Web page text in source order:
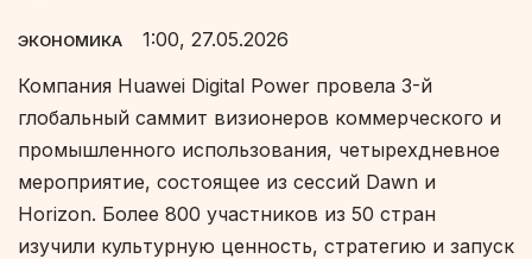
ЭКОНОМИКА
1:00, 27.05.2026
Компания Huawei Digital Power провела 3-й
глобальный саммит визионеров коммерческого и
промышленного использования, четырехдневное
мероприятие, состоящее из сессий Dawn и
Horizon. Более 800 участников из 50 стран
изучили культурную ценность, стратегию и запуск